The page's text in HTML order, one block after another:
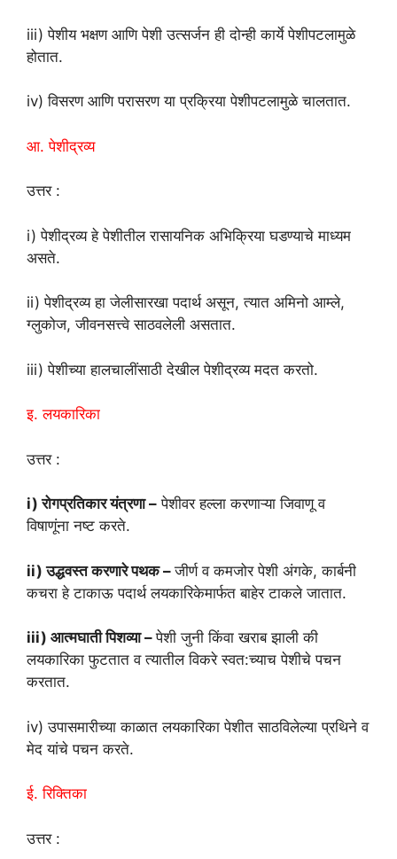
iii) पेशीय भक्षण आणि पेशी उत्सर्जन ही दोन्ही कार्ये पेशीपटलामुळे
होतात.
iv) विसरण आणि परासरण या प्रक्रिया पेशीपटलामुळे चालतात.
आ. पेशीद्रव्य
उत्तर :
i) पेशीद्रव्य हे पेशीतील रासायनिक अभिक्रिया घडण्याचे माध्यम
असते.
ii) पेशीद्रव्य हा जेलीसारखा पदार्थ असून, त्यात अमिनो आम्ले,
ग्लुकोज, जीवनसत्त्वे साठवलेली असतात.
iii) पेशीच्या हालचालींसाठी देखील पेशीद्रव्य मदत करतो.
इ. लयकारिका
उत्तर :
i) रोगप्रतिकार यंत्रणा – पेशीवर हल्ला करणाऱ्या जिवाणू व
विषाणूंना नष्ट करते.
ii) उद्धवस्त करणारे पथक –जीर्ण व कमजोर पेशी अंगके, कार्बनी
कचरा हे टाकाऊ पदार्थ लयकारिकेमार्फत बाहेर टाकले जातात.
iii) आत्मघाती पिशव्या –पेशी जुनी किंवा खराब झाली की
लयकारिका फुटतात व त्यातील विकरे स्वत:च्याच पेशीचे पचन
करतात.
iv) उपासमारीच्या काळात लयकारिका पेशीत साठविलेल्या प्रथिने व
मेद यांचे पचन करते.
ई. रिक्तिका
उत्तर :